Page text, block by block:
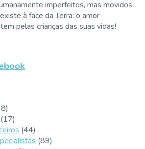
imperfeitos, mas movidos
à face da Terra: o amor
pelas crianças das suas vidas!
(17)
(44)
(89)